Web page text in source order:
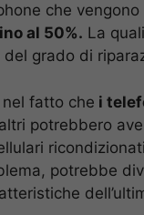
che
al 50%. La
grado di
fatto che i
potrebbero
potrebbe